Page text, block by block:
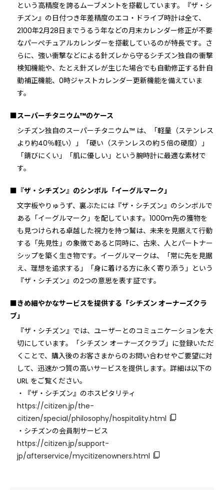
という高精度を誇るムーブメントを搭載しています。『ザ・シ
チズン』の日付つき年差精度のエコ・ドライブ時計は全て、
2100年2月28日までうるう年などの月末カレンダー修正が不要
なパーぺチュアルカレンダーを搭載しているのが特長です。さ
らに、強い衝撃などによる針ズレから守るシチズン独自の衝撃
検知機能や、たとえ針ズレが生じた場合でも自動修正する針自
動補正機能、0時ジャストカレンダー更新機能を備えていま
す。
■スーパーチタニウム™のケース
シチズン独自のスーパーチタニウム™ は、「軽量（ステンレス
より約40％軽い）」「硬い（ステンレスの約５倍の硬度）」
「錆びにくい」「肌に優しい」という腕時計に最適な素材で
す。
■『ザ・シチズン』のシンボル「イーグルマーク」
⽂字板やりゅうず、裏ぶたには『ザ・シチズン』のシンボルで
ある「イーグルマーク」を配しています。1000m先の獲物を
も⾒つけられる卓越した視⼒を持つ鷲は、未来を⾒据えて⾏動
する「先⾒性」の象徴であると同時に、古来、⼈とパートナー
シップを築く⽣き物です。イーグルマークは、「常に先を⾒据
え、理想を追求する」「⾝に着ける⽅に永く寄り添う」という
『ザ・シチズン』の2つの意思を表す証です。
■きめ細やかなサービスを提供する「シチズン オーナーズクラ
ブ」
『ザ・シチズン』では、ユーザーとのコミュニケーションを⼤
切にしています。「シチズン オーナーズクラブ」に登録いただ
くことで、購⼊後のお客さまからのお問い合わせやご要望に対
して、迅速かつ質の⾼いサービスを提供します。詳細は以下の
URL をご覧ください。
・『ザ・シチズン』のホスピタリティ
https://citizen.jp/the-
citizen/special/philosophy/hospitality.html
・シチズンの会員制サービス
https://citizen.jp/support-
jp/afterservice/mycitizenowners.html